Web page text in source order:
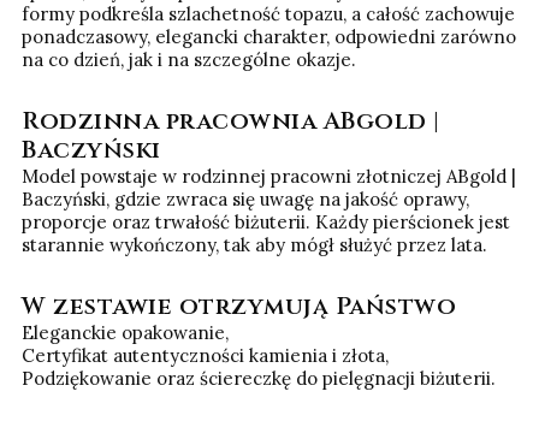
formy podkreśla szlachetność topazu, a całość zachowuje
ponadczasowy, elegancki charakter, odpowiedni zarówno
na co dzień, jak i na szczególne okazje.
Rodzinna pracownia ABgold |
Baczyński
Model powstaje w rodzinnej pracowni złotniczej ABgold |
Baczyński, gdzie zwraca się uwagę na jakość oprawy,
proporcje oraz trwałość biżuterii. Każdy pierścionek jest
starannie wykończony, tak aby mógł służyć przez lata.
W zestawie otrzymują Państwo
Eleganckie opakowanie,
Certyfikat autentyczności kamienia i złota,
Podziękowanie oraz ściereczkę do pielęgnacji biżuterii.